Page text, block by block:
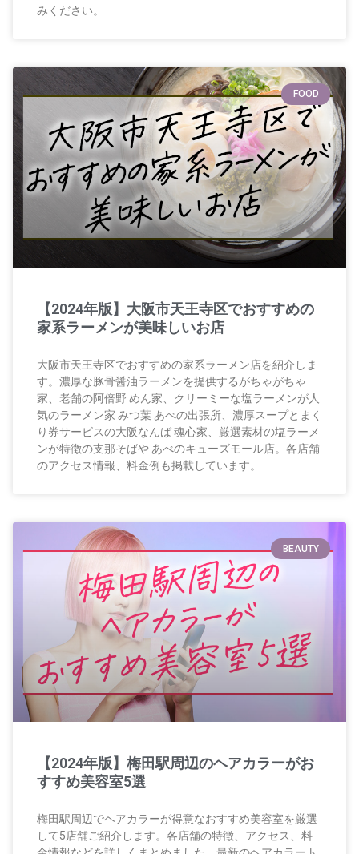
みください。
FOOD
【2024年版】大阪市天王寺区でおすすめの
家系ラーメンが美味しいお店
大阪市天王寺区でおすすめの家系ラーメン店を紹介しま
す。濃厚な豚骨醤油ラーメンを提供するがちゃがちゃ
家、老舗の阿倍野 めん家、クリーミーな塩ラーメンが人
気のラーメン家 みつ葉 あべの出張所、濃厚スープとまく
り券サービスの大阪なんば 魂心家、厳選素材の塩ラーメ
ンが特徴の支那そばや あべのキューズモール店。各店舗
のアクセス情報、料金例も掲載しています。
BEAUTY
【2024年版】梅田駅周辺のヘアカラーがお
すすめ美容室5選
梅田駅周辺でヘアカラーが得意なおすすめ美容室を厳選
して5店舗ご紹介します。各店舗の特徴、アクセス、料